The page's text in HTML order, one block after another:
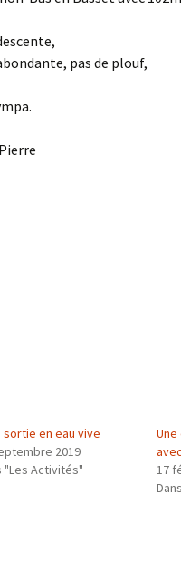
pas de plouf,
sortie en eau vive
2019
"Les Activités"
17